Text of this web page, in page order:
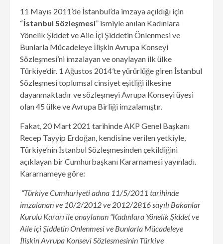
11 Mayıs 2011’de İstanbul’da imzaya açıldığı için
“İstanbul Sözleşmesi” ismiyle anılan Kadınlara
Yönelik Şiddet ve Aile İçi Şiddetin Önlenmesi ve
Bunlarla Mücadeleye İlişkin Avrupa Konseyi
Sözleşmesi’ni imzalayan ve onaylayan ilk ülke
Türkiye’dir. 1 Ağustos 2014’te yürürlüğe giren İstanbul
Sözleşmesi toplumsal cinsiyet eşitliği ilkesine
dayanmaktadır ve sözleşmeyi Avrupa Konseyi üyesi
olan 45 ülke ve Avrupa Birliği imzalamıştır.
Fakat, 20 Mart 2021 tarihinde AKP Genel Başkanı
Recep Tayyip Erdoğan, kendisine verilen yetkiyle,
Türkiye’nin İstanbul Sözleşmesinden çekildiğini
açıklayan bir Cumhurbaşkanı Kararnamesi yayınladı.
Kararnameye göre:
“Türkiye Cumhuriyeti adına 11/5/2011 tarihinde
imzalanan ve 10/2/2012 ve 2012/2816 sayılı Bakanlar
Kurulu Kararı ile onaylanan “Kadınlara Yönelik Şiddet ve
Aile içi Şiddetin Önlenmesi ve Bunlarla Mücadeleye
İlişkin Avrupa Konseyi Sözleşmesinin Türkiye